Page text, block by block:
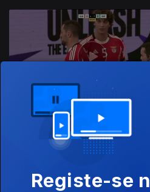
Este conteúdo faz
Registe-se